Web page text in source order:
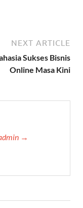
NEXT ARTICLE
Sukses Bisnis
Online Masa Kini
→